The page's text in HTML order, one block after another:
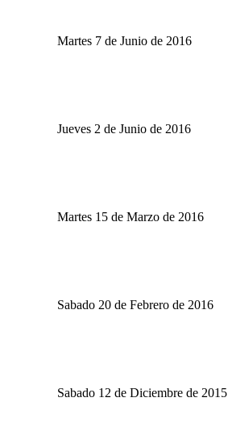
Martes 7 de Junio de 2016
Jueves 2 de Junio de 2016
Martes 15 de Marzo de 2016
Sabado 20 de Febrero de 2016
Sabado 12 de Diciembre de 2015